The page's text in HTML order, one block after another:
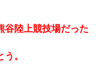
谷陸上競技場だった
。